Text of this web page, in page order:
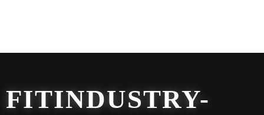
FITINDUSTRY-